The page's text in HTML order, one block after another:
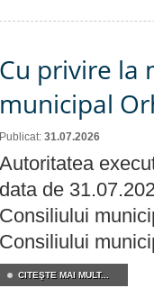
Cu privire la
municipal
Publicat: 31.07.2026
Autoritatea
data de
Consiliului
Consiliului
CITEŞTE MAI MULT...